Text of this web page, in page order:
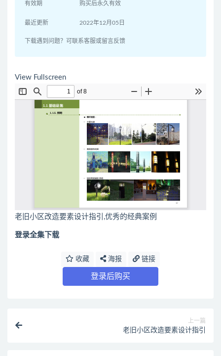
有效期 购买后永久有效
最近更新 2022年12月05日
下载遇到问题？可联系客服或留言反馈
View Fullscreen
老旧小区改造要素设计指引,优秀的经典案例
登录全集下载
收藏 海报 链接
登录后购买
上一篇
老旧小区改造要素设计指引